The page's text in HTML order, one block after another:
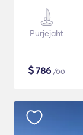
Purjejaht
$786 /öö